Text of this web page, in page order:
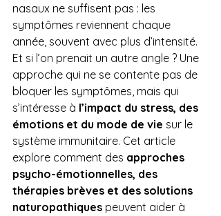
nasaux ne suffisent pas : les
symptômes reviennent chaque
année, souvent avec plus d’intensité.
Et si l’on prenait un autre angle ? Une
approche qui ne se contente pas de
bloquer les symptômes, mais qui
s’intéresse à l’impact du stress, des
émotions et du mode de vie sur le
système immunitaire. Cet article
explore comment des approches
psycho-émotionnelles, des
thérapies brèves et des solutions
naturopathiques peuvent aider à